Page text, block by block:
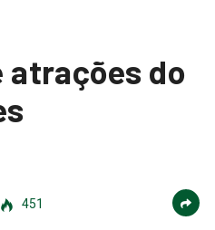
atrações do
451